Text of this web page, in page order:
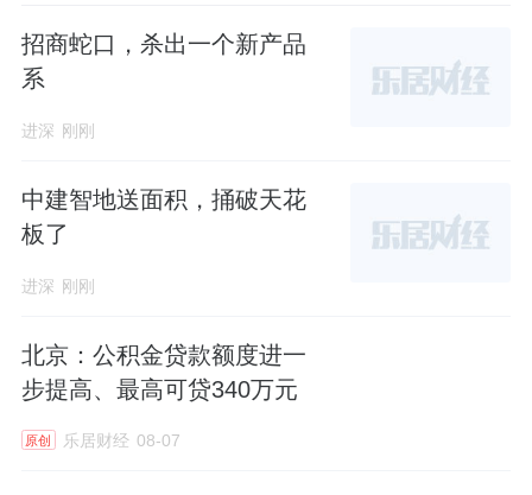
专业操房，日常可以瑜伽、普拉提与各类舞蹈
直面景观庭院；
紧邻健身区设置了休憩水吧，让运动后的社交
整个社区的景观，是“一环一轴六园”布局，以
区满足日常畅游，池畔的躺椅与林下空间，则
招商蛇口，杀出一个新产品
系
进深 刚刚
中建智地送面积，捅破天花
板了
进深 刚刚
北京：公积金贷款额度进一
步提高、最高可贷340万元
原创 乐居财经 08-07